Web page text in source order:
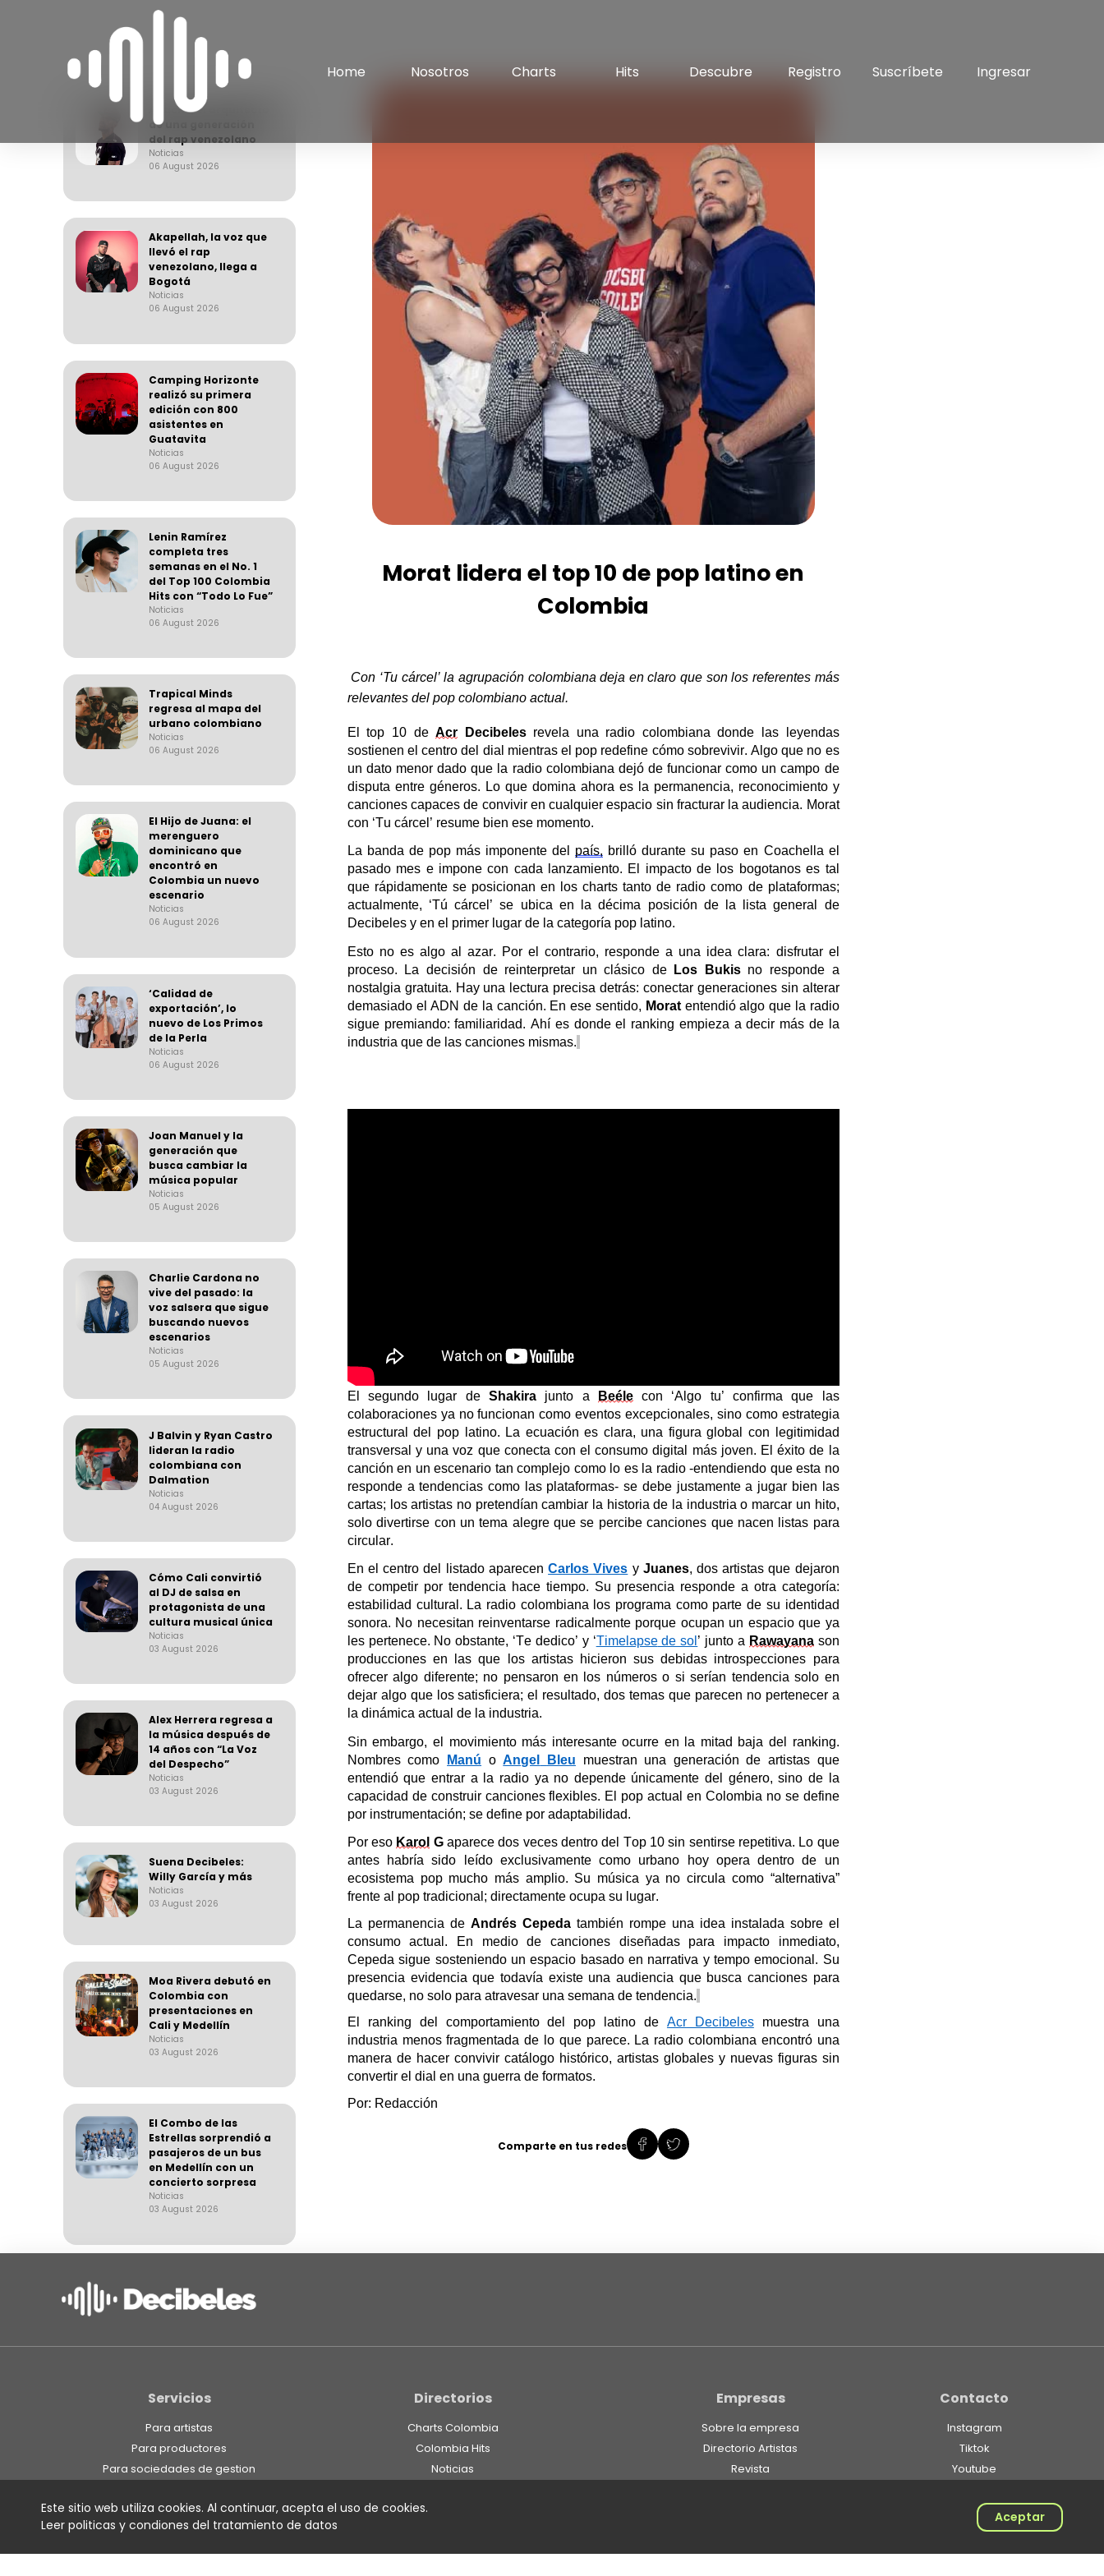
Home Nosotros Charts Hits Descubre Registro Suscríbete Ingresar
Apache, el arquitecto
de una generación
del rap venezolano
Noticias
06 August 2026
Akapellah, la voz que
llevó el rap
venezolano, llega a
Bogotá
Noticias
06 August 2026
Camping Horizonte
realizó su primera
edición con 800
asistentes en
Guatavita
Noticias
06 August 2026
Lenin Ramírez
completa tres
semanas en el No. 1
del Top 100 Colombia
Hits con “Todo Lo Fue”
Noticias
06 August 2026
Trapical Minds
regresa al mapa del
urbano colombiano
Noticias
06 August 2026
El Hijo de Juana: el
merenguero
dominicano que
encontró en
Colombia un nuevo
escenario
Noticias
06 August 2026
‘Calidad de
exportación’, lo
nuevo de Los Primos
de la Perla
Noticias
06 August 2026
Joan Manuel y la
generación que
busca cambiar la
música popular
Noticias
05 August 2026
Charlie Cardona no
vive del pasado: la
voz salsera que sigue
buscando nuevos
escenarios
Noticias
05 August 2026
J Balvin y Ryan Castro
lideran la radio
colombiana con
Dalmation
Noticias
04 August 2026
Cómo Cali convirtió
al DJ de salsa en
protagonista de una
cultura musical única
Noticias
03 August 2026
Alex Herrera regresa a
la música después de
14 años con “La Voz
del Despecho”
Noticias
03 August 2026
Suena Decibeles:
Willy García y más
Noticias
03 August 2026
Moa Rivera debutó en
Colombia con
presentaciones en
Cali y Medellín
Noticias
03 August 2026
El Combo de las
Estrellas sorprendió a
pasajeros de un bus
en Medellín con un
concierto sorpresa
Noticias
03 August 2026
Morat lidera el top 10 de pop latino en
Colombia
Con ‘Tu cárcel’la agrupación colombiana deja en claro que son los referentes más
relevantes del pop colombiano actual.
El top 10 deAcr Decibelesrevela una radio colombiana donde las leyendas
sostienen el centro del dial mientras el pop redefine cómo sobrevivir. Algo que no es
un dato menor dado que la radio colombiana dejó de funcionar como un campo de
disputa entre géneros. Lo que domina ahora es la permanencia, reconocimiento y
canciones capaces de convivir en cualquier espacio sin fracturar la audiencia. Morat
con ‘Tu cárcel ’ resume bien ese momento.
La banda de pop más imponente del país, brilló durante su paso en Coachella el
pasado mes e impone con cada lanzamiento. El impacto de los bogotanos es tal
que rápidamente se posicionan en los charts tanto de radio como de plataformas;
actualmente, ‘Tú cárcel’ se ubica en la décima posición de la lista general de
Decibeles y en el primer lugar dela categoría pop latino.
Esto no es algo al azar. Por el contrario, responde a una idea clara: disfrutar el
proceso.
La decisión de reinterpretar un clásico de Los Bukisno responde a
nostalgia gratuita. Hay una lectura precisa detrás: conectar generaciones sin alterar
demasiado el ADN de la canción. En ese sentido, Morat entendió algo que la radio
sigue premiando: familiaridad.Ahí es donde el ranking empieza a decir más de la
industria que de las canciones mismas.
El segundo lugar de Shakira junto a Beélecon ‘Algo tu’ confirma que las
colaboraciones ya no funcionan como eventos excepcionales, sino como estrategia
estructural del pop latino. La ecuación es clara, una figura global con legitimidad
transversal y una voz que conecta con el consumo digital más joven. El éxito de la
canción en un escenario tan complejo como lo es la radio -entendiendo que esta no
responde a tendencias como las plataformas- se debe justamente a jugar bien las
cartas; los artistas no pretendían cambiar la historia de la industria o marcar un hito,
solo divertirse con un tema alegreque se percibecanciones que nacen listas para
circular.
En el centro del listado aparecenCarlos Vives yJuanes, dos artistas que dejaron
de competir por tendencia hace tiempo. Su presencia responde a otra categoría:
estabilidad cultural. La radio colombiana los programa como parte de su identidad
sonora. No necesitan reinventarse radicalmente porque ocupan un espacio que ya
les pertenece. No obstante, ‘Te dedico’ y ‘Timelapsede sol ’ junto a Rawayanason
producciones en las que los artistas hicieron sus debidas introspecciones para
ofrecer algo diferente; no pensaron en los números o si serían tendencia solo en
dejar algo que los satisficiera; el resultado, dos temas que parecen no pertenecer a
la dinámica actual de la industria.
Sin embargo, el movimiento más interesante ocurre en la mitad baja del ranking.
Nombres como
Manú oAngel Bleu
muestran una generación de artistas que
entendió que entrar a la radio ya no depende únicamente del género, sino de la
capacidad de construir canciones flexibles. El pop actual en Colombia no se define
por instrumentación; se define por adaptabilidad.
Por eso Karol Gaparece dos veces dentro del Top 10 sin sentirse repetitiva. Lo que
antes habría sido leído exclusivamente como urbano hoy opera dentro de un
ecosistema pop mucho más amplio. Su música ya no circula como “alternativa”
frente al pop tradicional; directamente ocupa su lugar.
La permanencia de Andrés Cepedatambién rompe una idea instalada sobre el
consumo actual. En medio de canciones diseñadas para impacto inmediato,
Cepeda sigue sosteniendo un espacio basado en narrativa y tempo emocional. Su
presencia evidencia que todavía existe una audiencia que busca canciones para
quedarse, no solo para atravesar una semana de tendencia.
El ranking del comportamiento del pop latino de AcrDecibeles muestra una
industria menos fragmentada de lo que parece. La radio colombiana encontró una
manera de hacer convivir catálogo histórico, artistas globales y nuevas figuras sin
convertir el dial en una guerra de formatos.
Por: Redacción
Comparte en tus redes
Servicios
Para artistas
Para productores
Para sociedades de gestion
Para estaciones independientes
Directorios
Charts Colombia
Colombia Hits
Noticias
Fieles Seguidores
Empresas
Sobre la empresa
Directorio Artistas
Revista
Contacto
Instagram
Tiktok
Youtube
Linkedin
Twitter
Este sitio web utiliza cookies. Al continuar, acepta el uso de cookies.
Leer politicas y condiones del tratamiento de datos
Aceptar